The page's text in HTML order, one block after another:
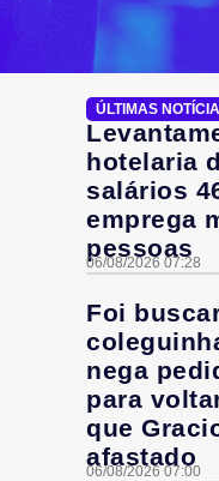
ÚLTIMAS
hotelaria
salários
emprega
pessoas
06/08/2026 07:28
Foi
nega
para
que
afastado
06/08/2026 07:00